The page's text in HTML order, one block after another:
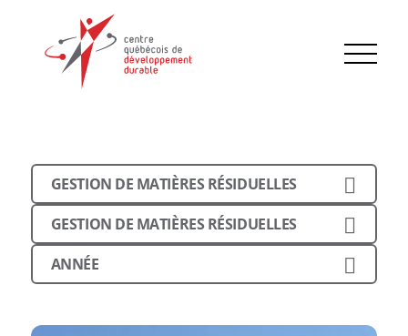
GESTION DE MATIÈRES RÉSIDUELLES
GESTION DE MATIÈRES RÉSIDUELLES
ANNÉE